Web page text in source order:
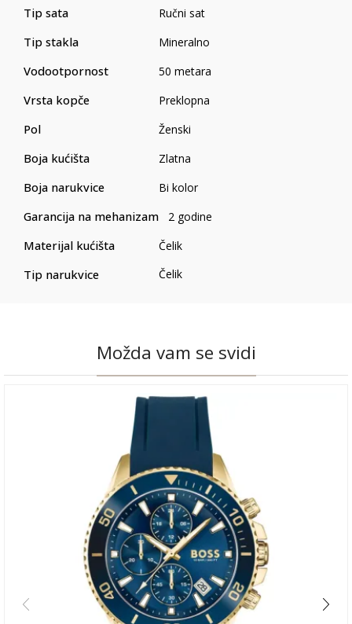
Tip sata Ručni sat
Tip stakla Mineralno
Vodootpornost 50 metara
Vrsta kopče Preklopna
Pol Ženski
Boja kućišta Zlatna
Boja narukvice Bi kolor
Garancija na mehanizam 2 godine
Materijal kućišta Čelik
Tip narukvice Čelik
Možda vam se svidi